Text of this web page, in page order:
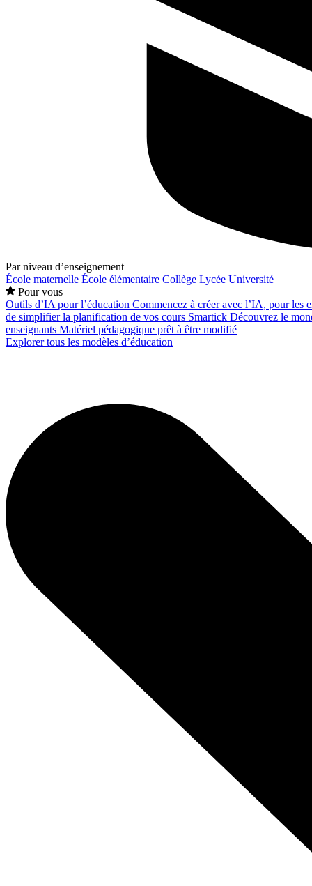
Par niveau d’enseignement
École maternelle École élémentaire Collège Lycée Université
Pour vous
Outils d’IA pour l’éducation Commencez à créer avec l’IA, pour les
de simplifier la planification de vos cours Smartick Découvrez le
enseignants Matériel pédagogique prêt à être modifié
Explorer tous les modèles d’éducation